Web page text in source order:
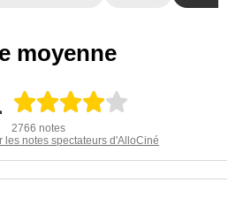
moyenne
2766 notes
les notes spectateurs d'AlloCiné